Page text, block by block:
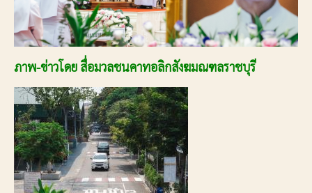
ภาพ-ข่าวโดย สื่อมวลชนคาทอลิกสังฆมณฑลราชบุรี